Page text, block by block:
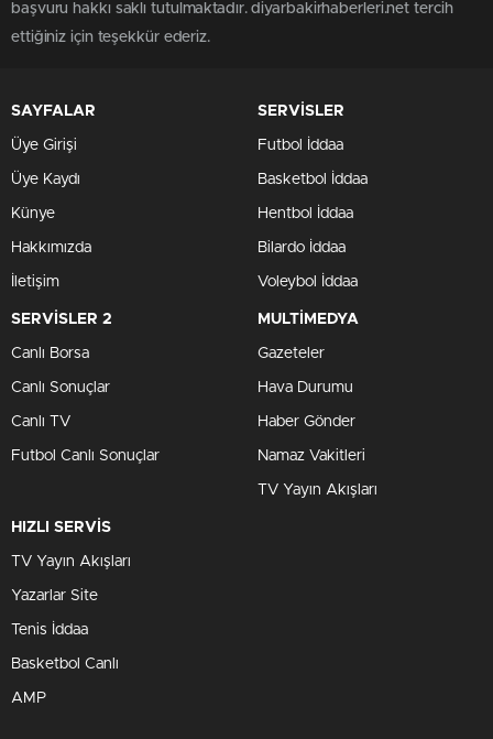
başvuru hakkı saklı tutulmaktadır. diyarbakirhaberleri.net tercih
ettiğiniz için teşekkür ederiz.
SAYFALAR
Üye Girişi
Üye Kaydı
Künye
Hakkımızda
İletişim
SERVİSLER
Futbol İddaa
Basketbol İddaa
Hentbol İddaa
Bilardo İddaa
Voleybol İddaa
SERVİSLER 2
Canlı Borsa
Canlı Sonuçlar
Canlı TV
Futbol Canlı Sonuçlar
MULTİMEDYA
Gazeteler
Hava Durumu
Haber Gönder
Namaz Vakitleri
TV Yayın Akışları
HIZLI SERVİS
TV Yayın Akışları
Yazarlar Site
Tenis İddaa
Basketbol Canlı
AMP